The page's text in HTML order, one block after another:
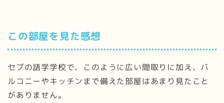
この部屋を見た感想
セブの語学学校で、このように広い間取りに加え、バ
ルコニーやキッチンまで備えた部屋はあまり見たこと
がありません。